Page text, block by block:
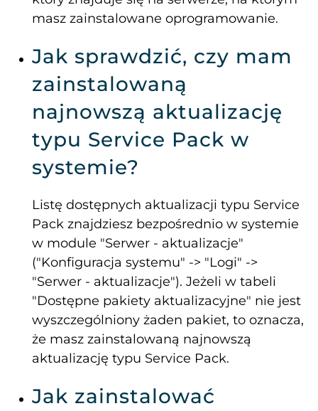
masz zainstalowane oprogramowanie.
Jak sprawdzić, czy mam
zainstalowaną
najnowszą aktualizację
typu Service Pack w
systemie?
Listę dostępnych aktualizacji typu Service
Pack znajdziesz bezpośrednio w systemie
w module "Serwer - aktualizacje"
("Konfiguracja systemu" -> "Logi" ->
"Serwer - aktualizacje"). Jeżeli w tabeli
"Dostępne pakiety aktualizacyjne" nie jest
wyszczególniony żaden pakiet, to oznacza,
że masz zainstalowaną najnowszą
aktualizację typu Service Pack.
Jak zainstalować